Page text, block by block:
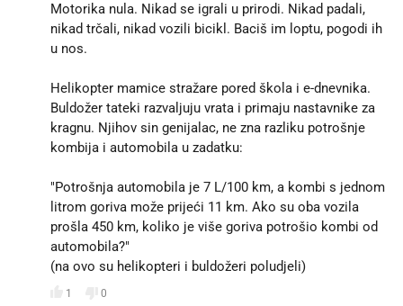
Motorika nula. Nikad se igrali u prirodi. Nikad padali,
nikad trčali, nikad vozili bicikl. Baciš im loptu, pogodi ih
u nos.
Helikopter mamice stražare pored škola i e-dnevnika.
Buldožer tateki razvaljuju vrata i primaju nastavnike za
kragnu. Njihov sin genijalac, ne zna razliku potrošnje
kombija i automobila u zadatku:
"Potrošnja automobila je 7 L/100 km, a kombi s jednom
litrom goriva može prijeći 11 km. Ako su oba vozila
prošla 450 km, koliko je više goriva potrošio kombi od
automobila?"
(na ovo su helikopteri i buldožeri poludjeli)
1 0